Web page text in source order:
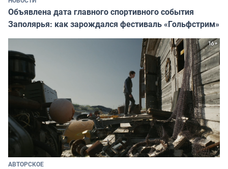
Объявлена дата главного спортивного события
Заполярья: как зарождался фестиваль «Гольфстрим»
АВТОРСКОЕ